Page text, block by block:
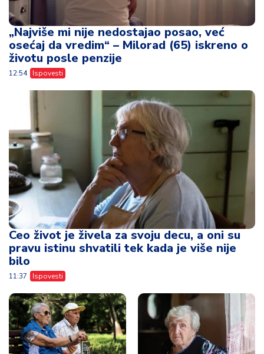
„Najviše mi nije nedostajao posao, već
osećaj da vredim“ – Milorad (65) iskreno o
životu posle penzije
12:54 Ispovesti
Ceo život je živela za svoju decu, a oni su
pravu istinu shvatili tek kada je više nije
bilo
11:37 Ispovesti